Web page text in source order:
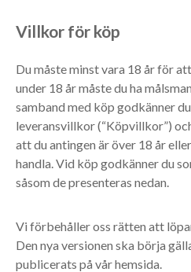
Villkor för köp
Du måste minst vara 18 år för
under 18 år måste du ha
samband med köp godkänner
leveransvillkor (“Köpvillkor”)
att du antingen är över 18 år
handla. Vid köp godkänner du
såsom de presenteras nedan.
Vi förbehåller oss rätten att
Den nya versionen ska börja
publicerats på vår hemsida.